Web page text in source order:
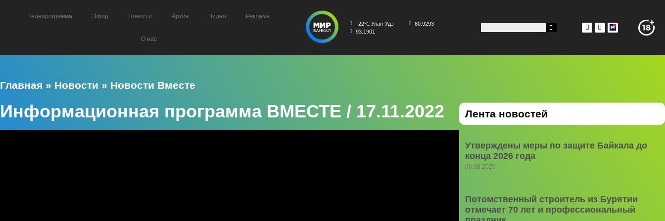
Телепрограмма Эфир Новости Архив Видео Реклама
О нас
22℃ Улан-Удэ
80.9293
93.1901
Главная » Новости » Новости Вместе
Информационная программа ВМЕСТЕ / 17.11.2022 Лента новостей
Утверждены меры по защите Байкала до
конца 2026 года
06.08.2026
Потомственный строитель из Бурятии
отмечает 70 лет и профессиональный